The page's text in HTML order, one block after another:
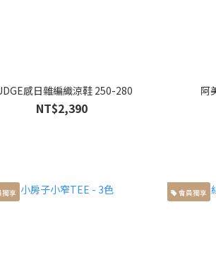
感日雜編織涼鞋 250-280
NT$2,390
阿
獨享 會員獨享